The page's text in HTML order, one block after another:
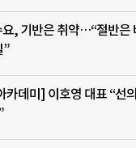
, 기반은 취약…“절반은
”
카데미] 이호영 대표 “선